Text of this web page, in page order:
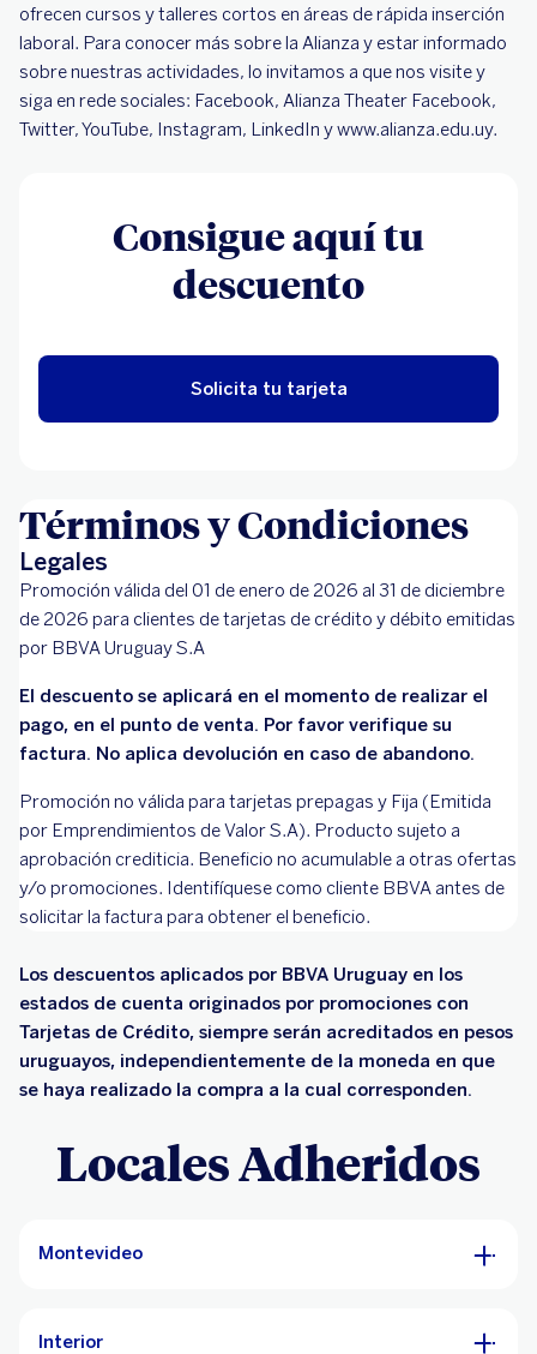
ofrecen cursos y talleres cortos en áreas de rápida inserción
laboral. Para conocer más sobre la Alianza y estar informado
sobre nuestras actividades, lo invitamos a que nos visite y
siga en rede sociales: Facebook, Alianza Theater Facebook,
Twitter, YouTube, Instagram, LinkedIn y www.alianza.edu.uy.
Consigue aquí tu
descuento
Solicita tu tarjeta
Términos y Condiciones
Legales
Promoción válida del 01 de enero de 2026 al 31 de diciembre
de 2026 para clientes de tarjetas de crédito y débito emitidas
por BBVA Uruguay S.A
El descuento se aplicará en el momento de realizar el
pago, en el punto de venta. Por favor verifique su
factura. No aplica devolución en caso de abandono.
Promoción no válida para tarjetas prepagas y Fija (Emitida
por Emprendimientos de Valor S.A). Producto sujeto a
aprobación crediticia. Beneficio no acumulable a otras ofertas
y/o promociones. Identifíquese como cliente BBVA antes de
solicitar la factura para obtener el beneficio.
Los descuentos aplicados por BBVA Uruguay en los
estados de cuenta originados por promociones con
Tarjetas de Crédito, siempre serán acreditados en pesos
uruguayos, independientemente de la moneda en que
se haya realizado la compra a la cual corresponden.
Locales Adheridos
Montevideo
Interior